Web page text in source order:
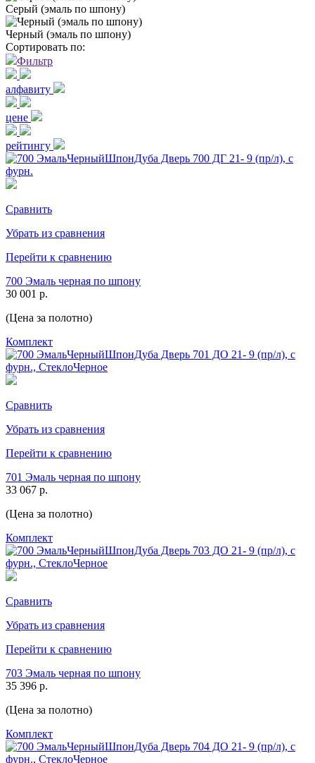
Серый (эмаль по шпону)
Черный (эмаль по шпону)
Сортировать по:
Фильтр
алфавиту
цене
рейтингу
Сравнить
Убрать из сравнения
Перейти к сравнению
700 Эмаль черная по шпону
30 001 р.
(Цена за полотно)
Комплект
Сравнить
Убрать из сравнения
Перейти к сравнению
701 Эмаль черная по шпону
33 067 р.
(Цена за полотно)
Комплект
Сравнить
Убрать из сравнения
Перейти к сравнению
703 Эмаль черная по шпону
35 396 р.
(Цена за полотно)
Комплект